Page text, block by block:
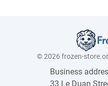
© 2026 frozen-
Business
33 Le Duan